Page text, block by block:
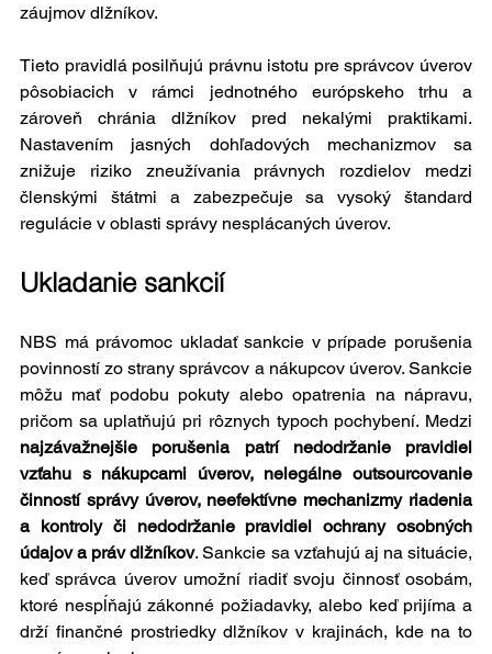
záujmov dlžníkov.
Tieto pravidlá posilňujú právnu istotu pre správcov úverov
pôsobiacich v rámci jednotného európskeho trhu a
zároveň chránia dlžníkov pred nekalými praktikami.
Nastavením jasných dohľadových mechanizmov sa
znižuje riziko zneužívania právnych rozdielov medzi
členskými štátmi a zabezpečuje sa vysoký štandard
regulácie v oblasti správy nesplácaných úverov.
Ukladanie sankcií
NBS má právomoc ukladať sankcie v prípade porušenia
povinností zo strany správcov a nákupcov úverov. Sankcie
môžu mať podobu pokuty alebo opatrenia na nápravu,
najzávažnejšie porušenia patrí nedodržanie pravidiel
vzťahu s nákupcami úverov, nelegálne outsourcovanie
činností správy úverov, neefektívne mechanizmy riadenia
a kontroly či nedodržanie pravidiel ochrany osobných
údajov a práv dlžníkov. Sankcie sa vzťahujú aj na situácie,
keď správca úverov umožní riadiť svoju činnosť osobám,
ktoré nespĺňajú zákonné požiadavky, alebo keď prijíma a
drží finančné prostriedky dlžníkov v krajinách, kde na to